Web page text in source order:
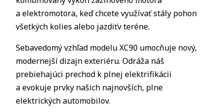
a elektromotora, keď chcete využívať stály pohon
všetkých kolies alebo jazdiťv teréne.
Sebavedomý vzhľad modelu XC90 umocňuje nový,
modernejší dizajn exteriéru. Odráža náš
prebiehajúci prechod k plnej elektrifikácii
a evokuje prvky našich najnovších, plne
elektrických automobilov.